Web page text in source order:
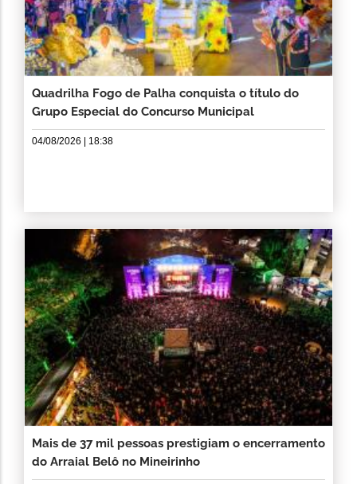
Quadrilha Fogo de Palha conquista o título do
Grupo Especial do Concurso Municipal
04/08/2026 | 18:38
Mais de 37 mil pessoas prestigiam o encerramento
do Arraial Belô no Mineirinho